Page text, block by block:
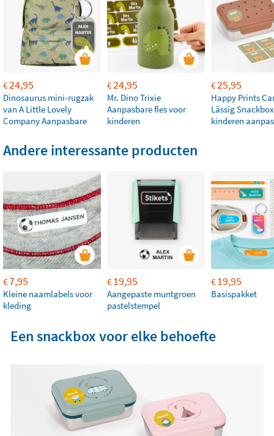
€24,95
Dinosaurus mini-rugzak
van A Little Lovely
Company Aanpasbare
€24,95
Mr. Dino Trixie
Aanpasbare fles voor
kinderen
€25,95
Happy Prints
Lässig
kinderen
Andere interessante producten
€7,95
Kleine naamlabels voor
kleding
€19,95
Aangepaste muntgroen
pastelstempel
€19,95
Basispakket
Een snackbox voor elke behoefte